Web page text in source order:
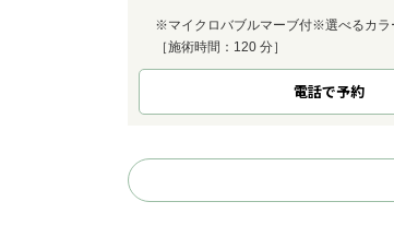
※マイクロバブルマーブ付※選べるカラ
［施術時間：120 分］
電話で予約